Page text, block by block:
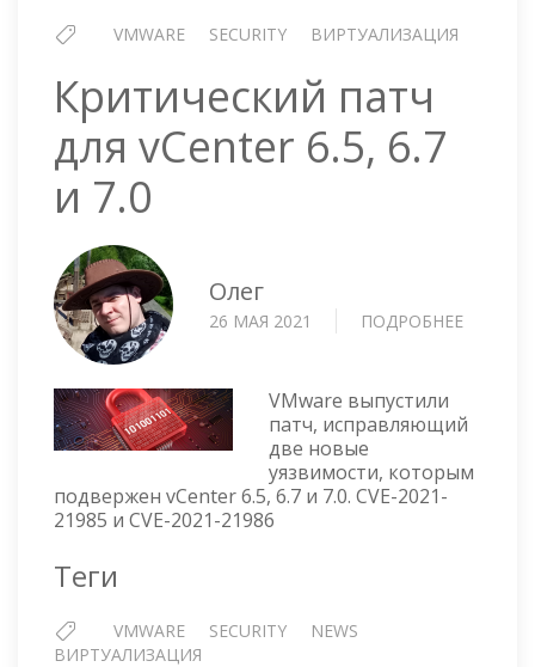
VMWARE SECURITY ВИРТУАЛИЗАЦИЯ
Критический патч
для vCenter 6.5, 6.7
и 7.0
Олег
26 МАЯ 2021 ПОДРОБНЕЕ
6.7
VMware выпустили
патч, исправляющий
две новые
уязвимости, которым
подвержен vCenter 6.5, 6.7 и 7.0. CVE-2021-
21985 и CVE-2021-21986
Теги
VMWARE SECURITY
NEWS
ВИРТУАЛИЗАЦИЯ